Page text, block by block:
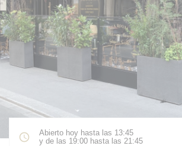
Abierto hoy hasta las 13:45
y de las 19:00 hasta las 21:45